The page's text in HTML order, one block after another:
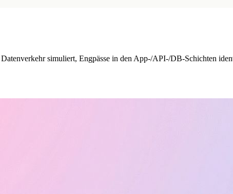
simuliert, Engpässe in den App-/API-/DB-Schichten